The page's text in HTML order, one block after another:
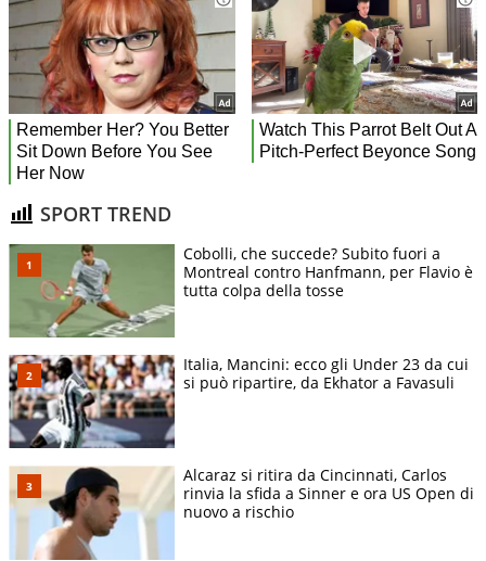
SPORT TREND
Cobolli, che succede? Subito fuori a
Montreal contro Hanfmann, per Flavio è
tutta colpa della tosse
Italia, Mancini: ecco gli Under 23 da cui
si può ripartire, da Ekhator a Favasuli
Alcaraz si ritira da Cincinnati, Carlos
rinvia la sfida a Sinner e ora US Open di
nuovo a rischio